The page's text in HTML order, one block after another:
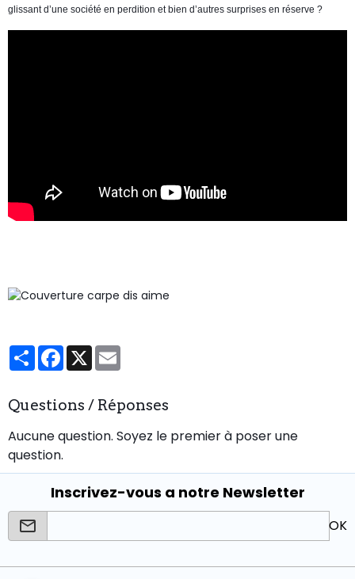
glissant d’une société en perdition et bien d’autres surprises en réserve ?
PartagerFacebook
X
Questions / Réponses
Aucune question. Soyez le premier à poser une
question.
Inscrivez-vous a notre Newsletter
OK